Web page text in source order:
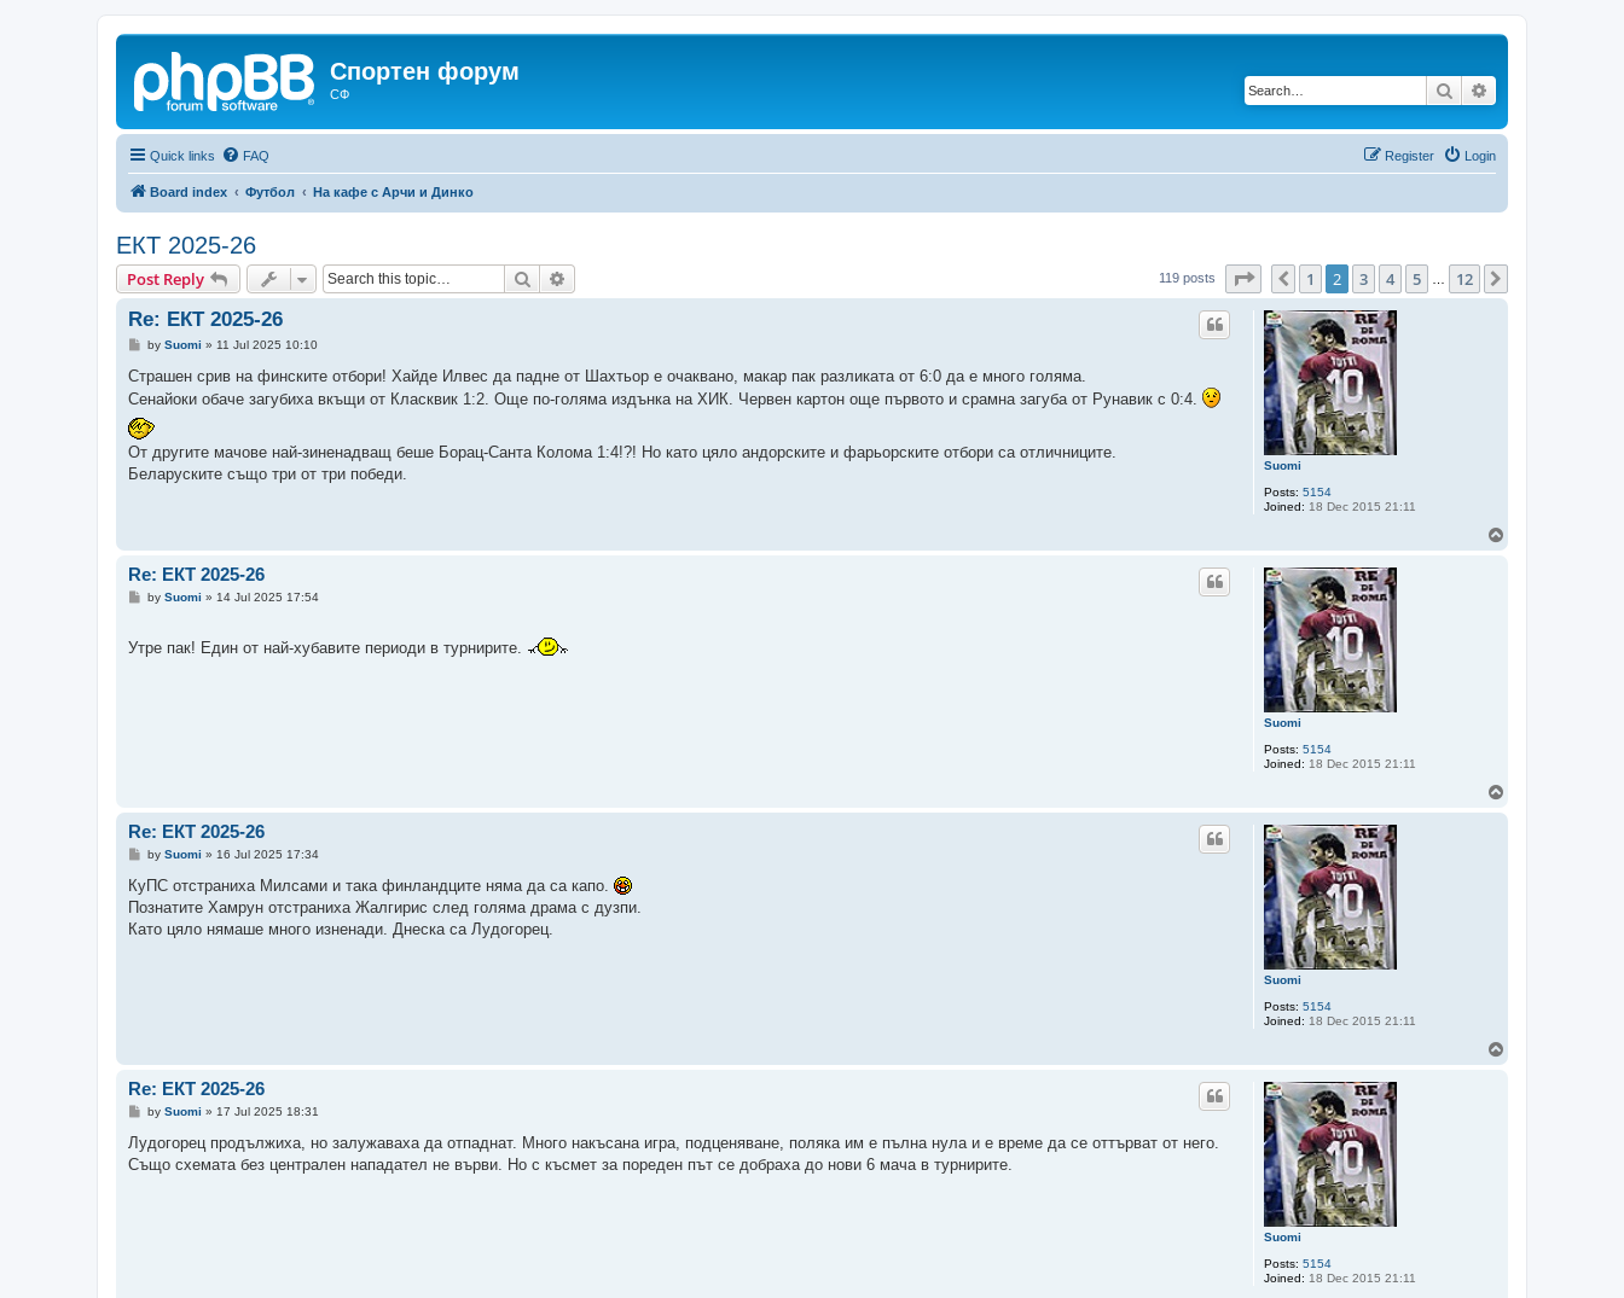
Спортен форум
СФ Search
Quick links FAQ Login
Register
Board index Футбол На кафе с Арчи и Динко
ЕКТ 2025-26
Post Reply Search 119 posts Page of 12
Previous
1 2 3 4 5 12
Suomi
Posts: 5154
Joined: 18 Dec 2015 21:11
Re: ЕКТ 2025-26
P
s
by Suomi » 11 Jul 2025 10:10
Страшен срив на финските отбори! Хайде Илвес да падне от Шахтьор е очаквано, макар пак разликата от 6:0 да е много голяма.
Сенайоки обаче загубиха вкъщи от Класквик 1:2. Още по-голяма издънка на ХИК. Червен картон още първото и срамна загуба от Рунавик с 0:4.
От другите мачове най-зиненадващ беше Борац-Санта Колома 1:4!?! Но като цяло андорските и фарьорските отбори са отличниците.
Беларуските също три от три победи.
Suomi
Posts: 5154
Joined: 18 Dec 2015 21:11
Re: ЕКТ 2025-26
Pby Suomi » 14 Jul 2025 17:54
Утре пак! Един от най-хубавите периоди в турнирите.
Suomi
Posts: 5154
Joined: 18 Dec 2015 21:11
Re: ЕКТ 2025-26
P
s
t
by Suomi » 16 Jul 2025 17:34
КуПС отстраниха Милсами и така финландците няма да са капо.
Познатите Хамрун отстраниха Жалгирис след голяма драма с дузпи.
Като цяло нямаше много изненади. Днеска са Лудогорец.
Suomi
Posts: 5154
Joined: 18 Dec 2015 21:11
Re: ЕКТ 2025-26
P
s
t
by Suomi » 17 Jul 2025 18:31
Лудогорец продължиха, но залужаваха да отпаднат. Много накъсана игра, подценяване, поляка им е пълна нула и е време да се оттърват от него.
Също схемата без централен нападател не върви. Но с късмет за пореден път се добраха до нови 6 мача в турнирите.